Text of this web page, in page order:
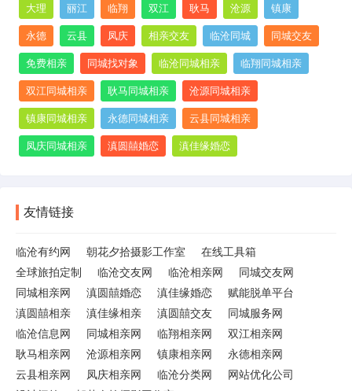
大理 丽江 临翔 双江 耿马 沧源 镇康
永德 云县 凤庆 相亲交友 临沧同城 同城交友
免费相亲 同城找对象 临沧同城相亲 临翔同城相亲
双江同城相亲 耿马同城相亲 沧源同城相亲
镇康同城相亲 永德同城相亲 云县同城相亲
凤庆同城相亲 滇圆囍婚恋 滇佳缘婚恋
友情链接
临沧有约网 朝花夕拾摄影工作室
在线工具箱
全球旅拍定制
临沧交友网 临沧相亲网
同城交友网
同城相亲网
滇圆囍婚恋 滇佳缘婚恋
赋能脱单平台
滇圆囍相亲
滇佳缘相亲 滇圆囍交友
同城服务网
临沧信息网
同城相亲网 临翔相亲网
双江相亲网
耿马相亲网
沧源相亲网 镇康相亲网
永德相亲网
云县相亲网
凤庆相亲网 临沧分类网
网站优化公司